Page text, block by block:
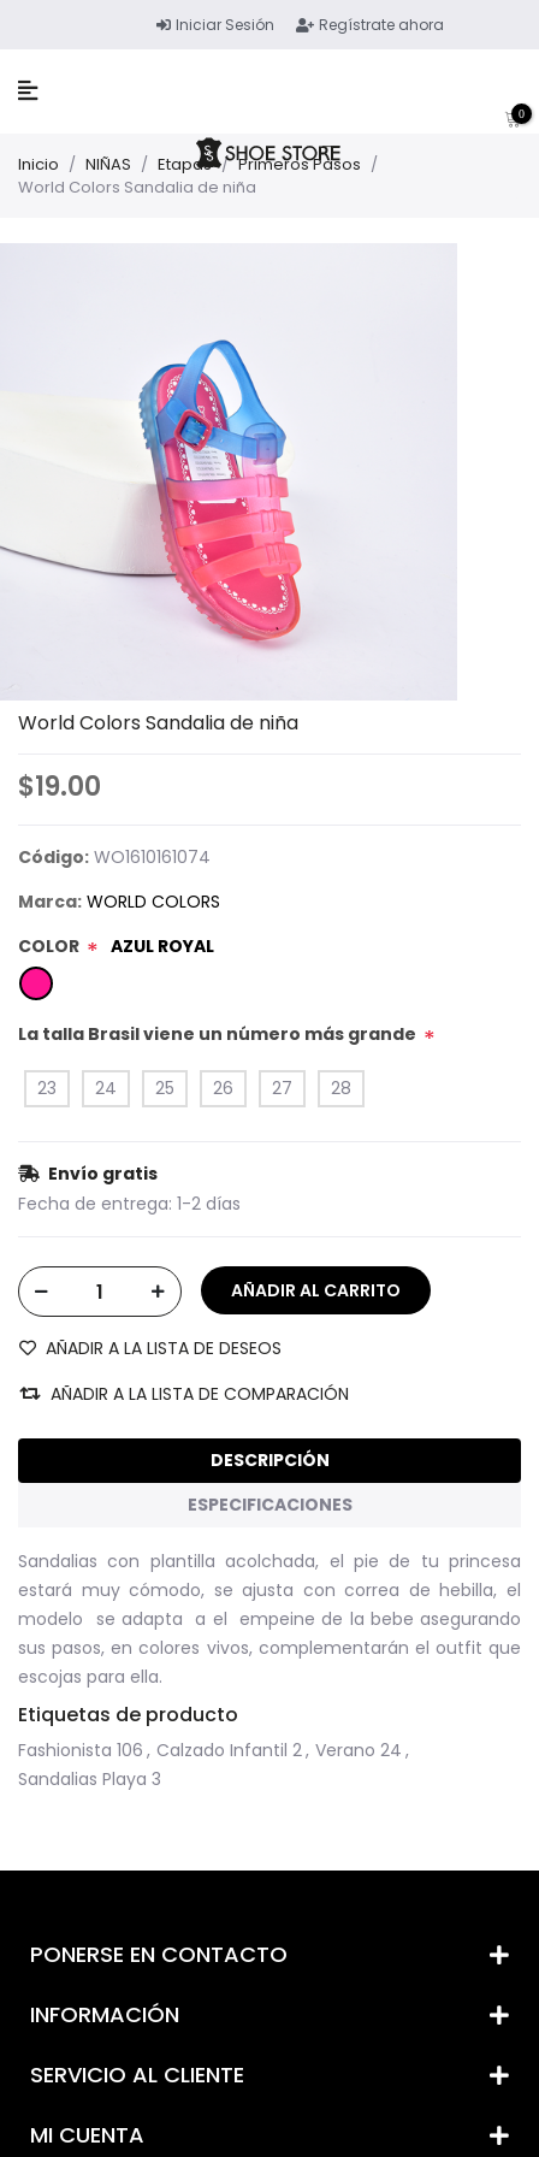
Iniciar Sesión Regístrate ahora
0
Inicio / NIÑAS / Etapas / Primeros Pasos /
World Colors Sandalia de niña
World Colors Sandalia de niña
$19.00
Código: WO1610161074
Marca: WORLD COLORS
COLOR * AZUL ROYAL
La talla Brasil viene un número más grande *
23 24 25 26 27 28
Envío gratis
Fecha de entrega: 1-2 días
AÑADIR A LA LISTA DE DESEOS
AÑADIR A LA LISTA DE COMPARACIÓN
DESCRIPCIÓN
ESPECIFICACIONES
Sandalias con plantilla acolchada, el pie de tu princesa
estará muy cómodo, se ajusta con correa de hebilla, el
modelo se adapta a el empeine de la bebe asegurando
sus pasos, en colores vivos, complementarán el outfit que
escojas para ella.
Etiquetas de producto
Fashionista 106 , Calzado Infantil 2, Verano 24 ,
Sandalias Playa 3
PONERSE EN CONTACTO
INFORMACIÓN
SERVICIO AL CLIENTE
MI CUENTA